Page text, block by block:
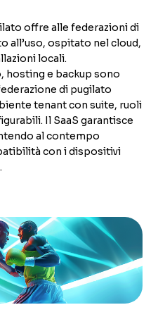
offre alle federazioni di
all’uso, ospitato nel cloud,
locali.
e backup sono
di pugilato
tenant con suite, ruoli
Il SaaS garantisce
al contempo
con i dispositivi